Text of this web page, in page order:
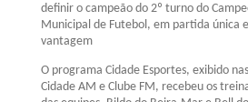
definir o campeão do 2º turno do
Municipal de Futebol, em partida única
vantagem
O programa Cidade Esportes, exibido
Cidade AM e Clube FM, recebeu os